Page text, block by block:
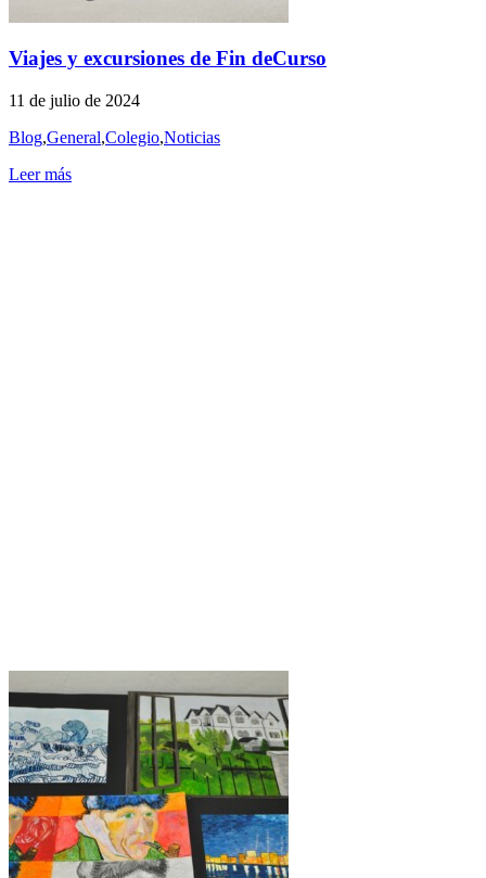
Viajes y excursiones de Fin deCurso
11 de julio de 2024
Blog,General,Colegio,Noticias
Leer más